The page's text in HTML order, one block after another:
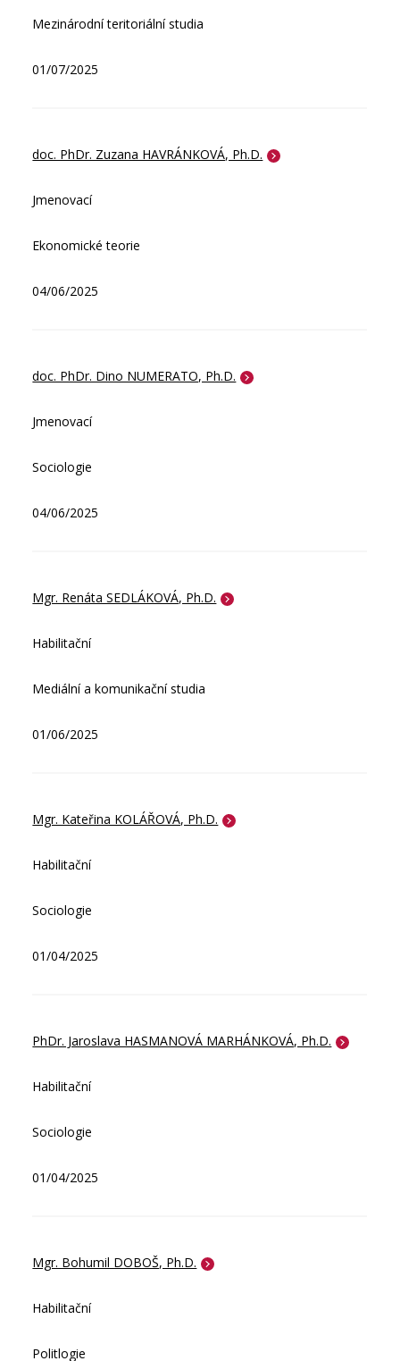
Mezinárodní teritoriální studia
01/07/2025
doc. PhDr. Zuzana HAVRÁNKOVÁ, Ph.D.
Jmenovací
Ekonomické teorie
04/06/2025
doc. PhDr. Dino NUMERATO, Ph.D.
Jmenovací
Sociologie
04/06/2025
Mgr. Renáta SEDLÁKOVÁ, Ph.D.
Habilitační
Mediální a komunikační studia
01/06/2025
Mgr. Kateřina KOLÁŘOVÁ, Ph.D.
Habilitační
Sociologie
01/04/2025
PhDr. Jaroslava HASMANOVÁ MARHÁNKOVÁ, Ph.D.
Habilitační
Sociologie
01/04/2025
Mgr. Bohumil DOBOŠ, Ph.D.
Habilitační
Politlogie